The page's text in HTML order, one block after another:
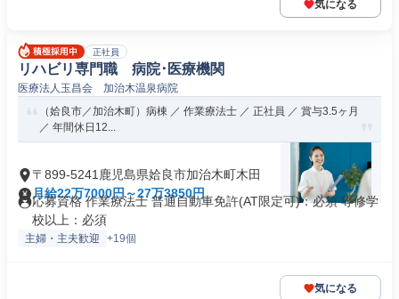
気になる
正社員
リハビリ専門職 病院･医療機関
医療法人玉昌会 加治木温泉病院
（姶良市／加治木町）病棟 ／ 作業療法士 ／ 正社員 ／ 賞与3.5ヶ月
／ 年間休日12...
〒899-5241鹿児島県姶良市加治木町木田
月給22万7000円～27万3850円
応募資格 作業療法士 普通自動車免許(AT限定可)：必須 専修学
校以上：必須
主婦・主夫歓迎 +19個
気になる